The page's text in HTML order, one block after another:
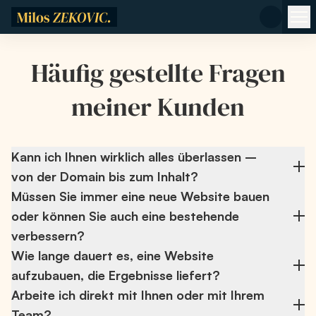
Häufig gestellte Fragen
meiner Kunden
Kann ich Ihnen wirklich alles überlassen –
von der Domain bis zum Inhalt?
Ja. Ich kann den gesamten Prozess übernehmen –
Domain- und Hostingwahl, E-Mail-Einrichtung, Design,
Inhalte und Optimierung.
Müssen Sie immer eine neue Website bauen
oder können Sie auch eine bestehende
verbessern?
Es muss nicht immer eine neue sein. Wenn die aktuelle
Struktur Sinn ergibt, verbessern wir sie. Wenn nicht,
starten wir neu – effizient und ohne unnötige
Komplikationen.
Wie lange dauert es, eine Website
aufzubauen, die Ergebnisse liefert?
In der Regel 3 bis 5 Wochen – abhängig von Umfang
Arbeite ich direkt mit Ihnen oder mit Ihrem